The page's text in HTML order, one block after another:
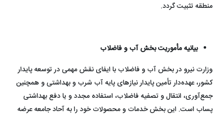
منطقه تثبیت گردد.
بیانیه مأموریت بخش آب و فاضلاب
وزارت نیرو در بخش آب و فاضلاب با ایفای نقش مهمی در توسعه پایدار
کشور، عهده‌دار تأمین پایدار نیازهای پایه آب شرب و بهداشتی و همچنین
جمع‌آوری، انتقال و تصفیه فاضلاب، استفاده مجدد و یا دفع بهداشتی
پساب است. این بخش خدمات و محصولات خود را به آحاد جامعه عرضه